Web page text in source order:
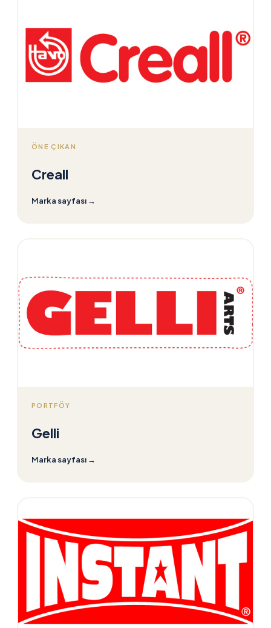
ÖNE ÇIKAN
Creall
Marka sayfası →
PORTFÖY
Gelli
Marka sayfası →